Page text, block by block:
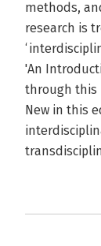
methods,
research is
'An
through this
New in this